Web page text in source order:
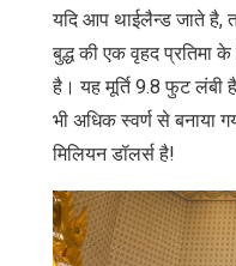
यदि आप थाईलैन्ड जाते है,
बुद्ध की एक वृहद प्रतिमा के
है। यह मूर्ति 9.8 फुट
भी अधिक स्वर्ण से बनाया
मिलियन डॉलर्स है!